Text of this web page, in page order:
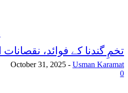
تخمِ گندنا کے فوائد،
Usman Karamat
-
October 31, 2025
0